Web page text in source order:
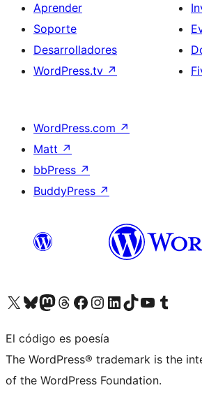
Aprender
Soporte
Desarrolladores
WordPress.tv ↗
WordPress.com ↗
Matt ↗
bbPress ↗
BuddyPress ↗
Visita nuestra cuenta de X (anteriormente Twitter)
Visita nuestra cuenta de Bluesky
Visita nuestra cuenta de Mastodon
Visita nuestra cuenta de Threads
Visita nuestra página de Facebook
Visita nuestra cuenta de Instagram
Visita nuestra cuenta de LinkedIn
Visita nuestra cuenta de TikTok
Visita nuestro canal de YouTube
Visita nuestra cuenta de Tumblr
El código es poesía
The WordPress® trademark is the
of the WordPress Foundation.